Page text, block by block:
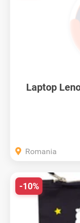
Laptop
Romania
-10%